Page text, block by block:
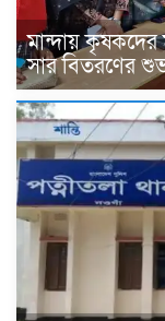
মান্দায়
সার বিতরণের